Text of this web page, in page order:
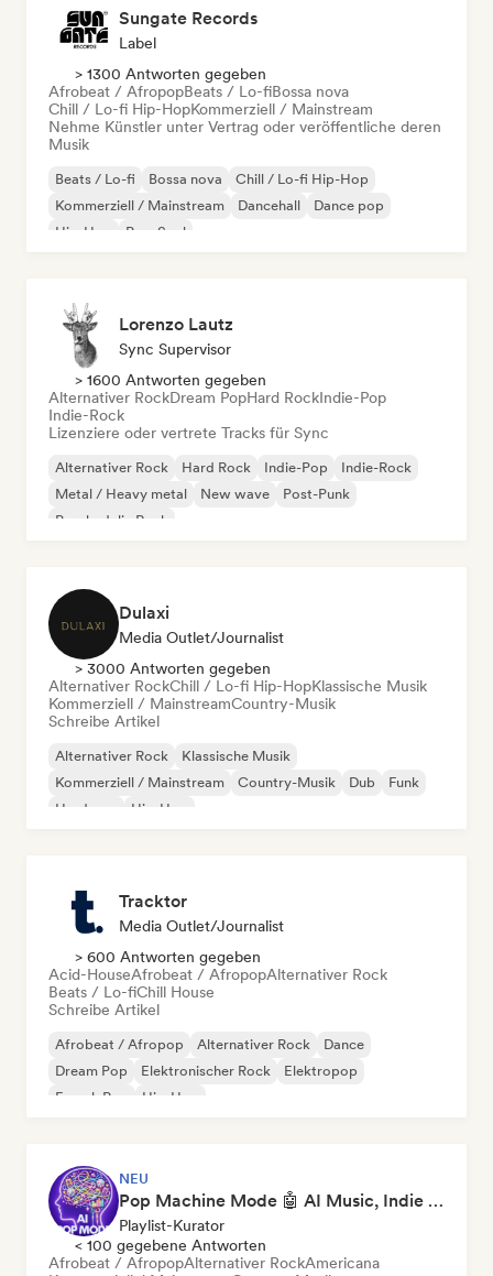
Sungate Records
Label
> 1300 Antworten gegeben
Afrobeat / AfropopBeats / Lo-fiBossa nova
Chill / Lo-fi Hip-HopKommerziell / Mainstream
Nehme Künstler unter Vertrag oder veröffentliche deren
Musik
Beats / Lo-fi Bossa nova
Chill / Lo-fi Hip-Hop
Kommerziell / Mainstream
Dancehall
Dance pop
Hip-Hop
Pop-Soul
Lorenzo Lautz
Sync Supervisor
> 1600 Antworten gegeben
Alternativer RockDream PopHard RockIndie-Pop
Indie-Rock
Lizenziere oder vertrete Tracks für Sync
Alternativer Rock Hard Rock Indie-Pop
Indie-Rock
Metal / Heavy metal
New wave
Post-Punk
Psychedelic Rock
Dulaxi
Media Outlet/Journalist
> 3000 Antworten gegeben
Alternativer RockChill / Lo-fi Hip-HopKlassische Musik
Kommerziell / MainstreamCountry-Musik
Schreibe Artikel
Alternativer Rock
Klassische Musik
Kommerziell / Mainstream
Country-Musik Dub
Funk
Hardcore
Hip-Hop
Tracktor
Media Outlet/Journalist
> 600 Antworten gegeben
Acid-HouseAfrobeat / AfropopAlternativer Rock
Beats / Lo-fiChill House
Schreibe Artikel
Afrobeat / Afropop Alternativer Rock
Dance
Dream Pop
Elektronischer Rock
Elektropop
French Pop
Hip-Hop
NEU
Pop Machine Mode 🤖 AI Music, Indie Pop & Dream Pop
Playlist-Kurator
< 100 gegebene Antworten
Afrobeat / AfropopAlternativer RockAmericana